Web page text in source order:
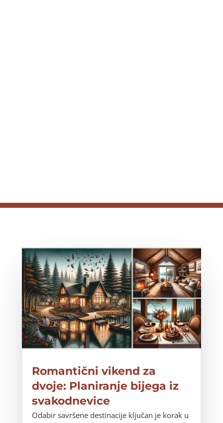
Romantični vikend za
dvoje: Planiranje bijega iz
svakodnevice
Odabir savršene destinacije ključan je korak u